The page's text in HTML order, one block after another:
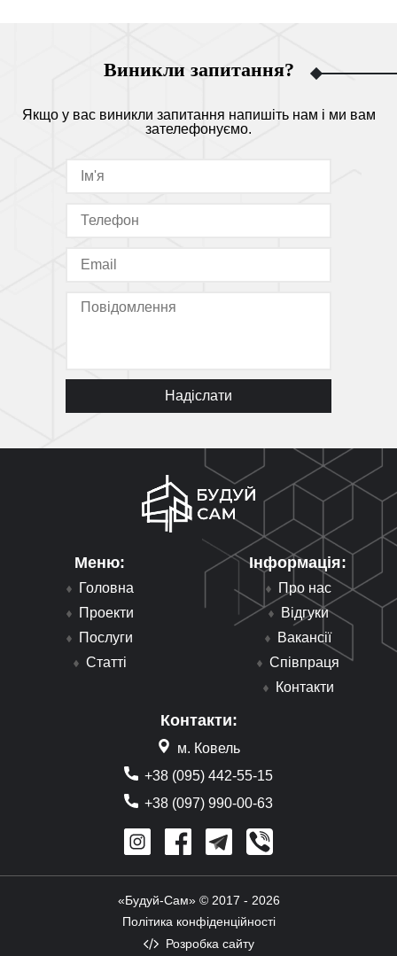
Виникли запитання?
Якщо у вас виникли запитання напишіть нам і ми вам
зателефонуємо.
Надіслати
Меню:
Головна
Проекти
Послуги
Статті
Інформація:
Про нас
Відгуки
Вакансії
Співпраця
Контакти
Контакти:
м. Ковель
+38 (095) 442-55-15
+38 (097) 990-00-63
«Будуй-Сам» © 2017 - 2026
Політика конфіденційності
Розробка сайту